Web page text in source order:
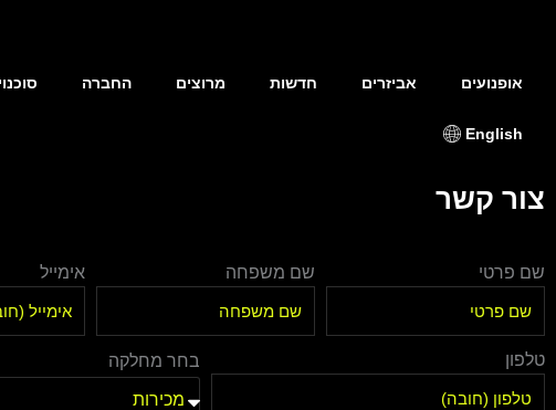
אופנועים אביזרים חדשות מרוצים החברה
English
צור קשר
שם פרטי שם משפחה אימייל
טלפון בחר מחלקה